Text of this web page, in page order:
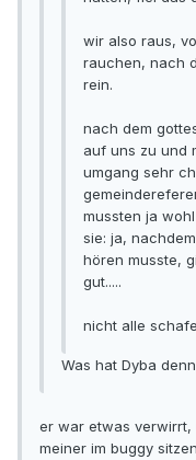
wir also raus,
rauchen, nach
rein.
nach dem
auf uns zu und
umgang sehr
mussten ja
sie: ja,
hören musste,
gut.....
nicht alle
Was hat Dyba
er war etwas
meiner im buggy